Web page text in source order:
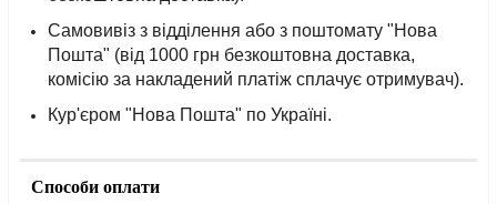
Самовивіз з відділення або з поштомату "Нова
Пошта" (від 1000 грн безкоштовна доставка,
комісію за накладений платіж сплачує отримувач).
Кур'єром "Нова Пошта" по Україні.
Способи оплати